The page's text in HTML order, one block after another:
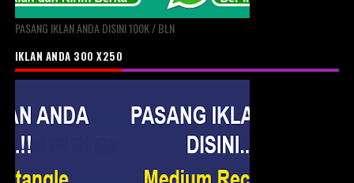
PASANG IKLAN ANDA DISINI 100K / BLN
IKLAN ANDA 300 X250